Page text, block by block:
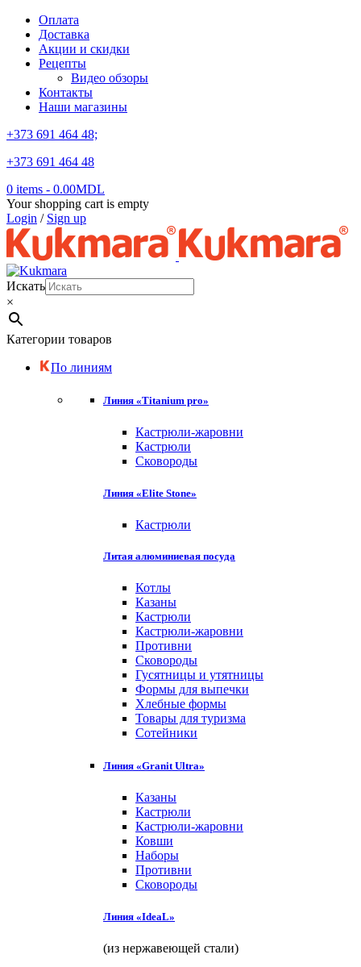
Оплата
Доставка
Акции и скидки
Рецепты
Видео обзоры
Контакты
Наши магазины
+373 691 464 48;
+373 691 464 48
0 items - 0.00MDL
Your shopping cart is empty
Login / Sign up
Искать
×
Категории товаров
По линиям
Линия «Titanium pro»
Кастрюли-жаровни
Кастрюли
Сковороды
Линия «Elite Stone»
Кастрюли
Литая алюминиевая посуда
Котлы
Казаны
Кастрюли
Кастрюли-жаровни
Противни
Сковороды
Гусятницы и утятницы
Формы для выпечки
Хлебные формы
Товары для туризма
Сотейники
Линия «Granit Ultra»
Казаны
Кастрюли
Кастрюли-жаровни
Ковши
Наборы
Противни
Сковороды
Линия «IdeaL»
(из нержавеющей стали)